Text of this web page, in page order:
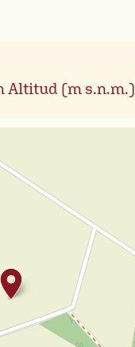
Altitud (m s.n.m.)